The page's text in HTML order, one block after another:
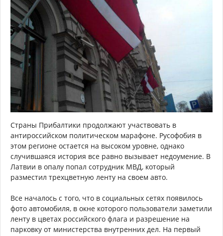
Страны Прибалтики продолжают участвовать в
антироссийском политическом марафоне. Русофобия в
этом регионе остается на высоком уровне, однако
случившаяся история все равно вызывает недоумение. В
Латвии в опалу попал сотрудник МВД, который
разместил трехцветную ленту на своем авто.
Все началось с того, что в социальных сетях появилось
фото автомобиля, в окне которого пользователи заметили
ленту в цветах российского флага и разрешение на
парковку от министерства внутренних дел. На первый